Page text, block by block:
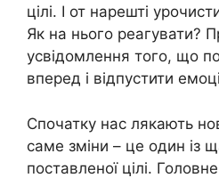
цілі. І от нарешті
Як на нього реагувати?
усвідомлення того, що
вперед і відпустити
Спочатку нас лякають
саме зміни – це один із
поставленої цілі.